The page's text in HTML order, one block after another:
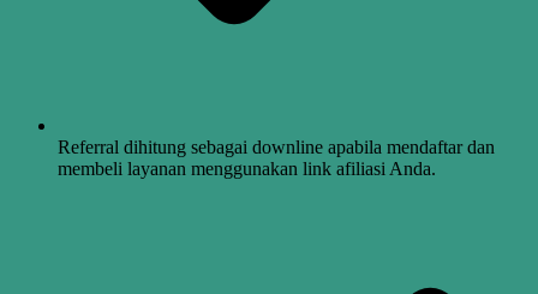
Referral dihitung sebagai downline apabila mendaftar dan
membeli layanan menggunakan link afiliasi Anda.